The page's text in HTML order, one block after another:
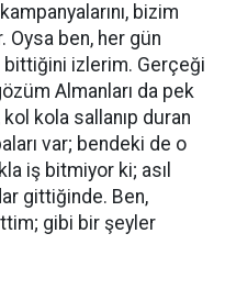
bizim
Oysa ben, her gün
bittiğini izlerim. Gerçeği
Almanları da pek
kola sallanıp duran
var; bendeki de o
iş bitmiyor ki; asıl
gittiğinde. Ben,
gibi bir şeyler